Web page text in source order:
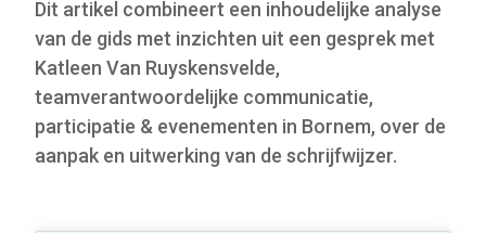
Dit artikel combineert een inhoudelijke analyse
van de gids met inzichten uit een gesprek met
Katleen Van Ruyskensvelde,
teamverantwoordelijke communicatie,
participatie & evenementen in Bornem, over de
aanpak en uitwerking van de schrijfwijzer.